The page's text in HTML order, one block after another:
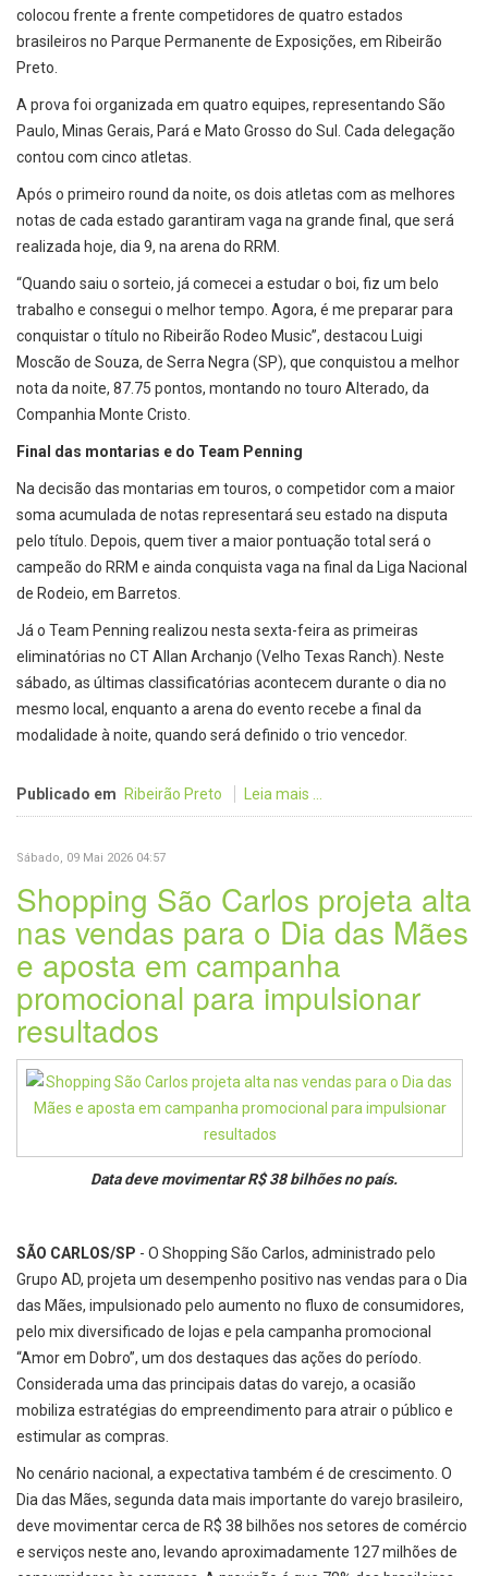
colocou frente a frente competidores de quatro estados
brasileiros no Parque Permanente de Exposições, em Ribeirão
Preto.
A prova foi organizada em quatro equipes, representando São
Paulo, Minas Gerais, Pará e Mato Grosso do Sul. Cada delegação
contou com cinco atletas.
Após o primeiro round da noite, os dois atletas com as melhores
notas de cada estado garantiram vaga na grande final, que será
realizada hoje, dia 9, na arena do RRM.
“Quando saiu o sorteio, já comecei a estudar o boi, fiz um belo
trabalho e consegui o melhor tempo. Agora, é me preparar para
conquistar o título no Ribeirão Rodeo Music”, destacou Luigi
Moscão de Souza, de Serra Negra (SP), que conquistou a melhor
nota da noite, 87.75 pontos, montando no touro Alterado, da
Companhia Monte Cristo.
Final das montarias e do Team Penning
Na decisão das montarias em touros, o competidor com a maior
soma acumulada de notas representará seu estado na disputa
pelo título. Depois, quem tiver a maior pontuação total será o
campeão do RRM e ainda conquista vaga na final da Liga Nacional
de Rodeio, em Barretos.
Já o Team Penning realizou nesta sexta-feira as primeiras
eliminatórias no CT Allan Archanjo (Velho Texas Ranch). Neste
sábado, as últimas classificatórias acontecem durante o dia no
mesmo local, enquanto a arena do evento recebe a final da
modalidade à noite, quando será definido o trio vencedor.
Publicado em Ribeirão Preto Leia mais ...
Sábado, 09 Mai 2026 04:57
Shopping São Carlos projeta alta
nas vendas para o Dia das Mães
e aposta em campanha
promocional para impulsionar
resultados
Data deve movimentar R$ 38 bilhões no país.
SÃO CARLOS/SP - O Shopping São Carlos, administrado pelo
Grupo AD, projeta um desempenho positivo nas vendas para o Dia
das Mães, impulsionado pelo aumento no fluxo de consumidores,
pelo mix diversificado de lojas e pela campanha promocional
“Amor em Dobro”, um dos destaques das ações do período.
Considerada uma das principais datas do varejo, a ocasião
mobiliza estratégias do empreendimento para atrair o público e
estimular as compras.
No cenário nacional, a expectativa também é de crescimento. O
Dia das Mães, segunda data mais importante do varejo brasileiro,
deve movimentar cerca de R$ 38 bilhões nos setores de comércio
e serviços neste ano, levando aproximadamente 127 milhões de